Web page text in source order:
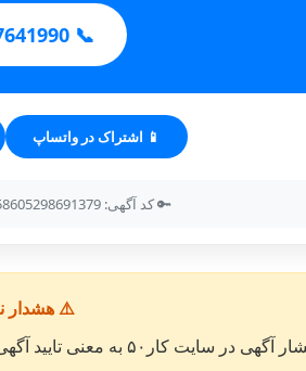
📞 09927641990
📱 اشتراک در واتساپ
🔑 کد آگهی: 464081432751027358605298691379
⚠️ هشدار
سایت کار۵۰ به معنی تایید آگهی دهنده از طرف سایت کار۵۰ نمی باشد. »